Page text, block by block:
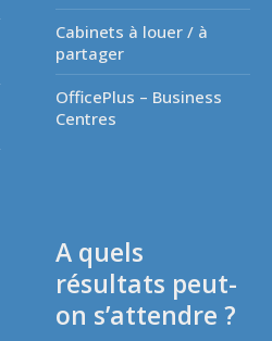
Cabinets à louer / à
partager
OfficePlus – Business
Centres
A quels
résultats peut-
on s’attendre ?